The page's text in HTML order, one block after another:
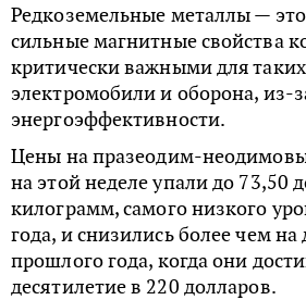
Редкоземельные металлы —
сильные магнитные свойства
критически важными для
электромобили и оборона, из-
энергоэффективности.
Цены на празеодим-
на этой неделе упали до 73,50
килограмм, самого низкого
года, и снизились более чем на
прошлого года, когда они
десятилетие в 220 долларов.